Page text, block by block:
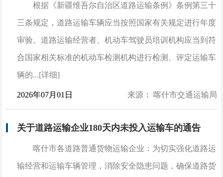
根据《新疆维吾尔自治区道路运输条例》条例第三十
三条规定，道路运输车辆应当按照国家有关规定进行年度
审验。道路运输经营者、机动车驾驶员培训机构应当到符
合国家相关标准的机动车检测机构进行检测、评定运输车
辆的...[详细]
2026年07月01日 来源： 喀什市交通运输局
关于道路运输企业180天内未投入运输车的通告
喀什市各道路普通货物运输企业：为切实强化道路运
输经营和运输车辆管理，消除安全隐患问题，确保道路货